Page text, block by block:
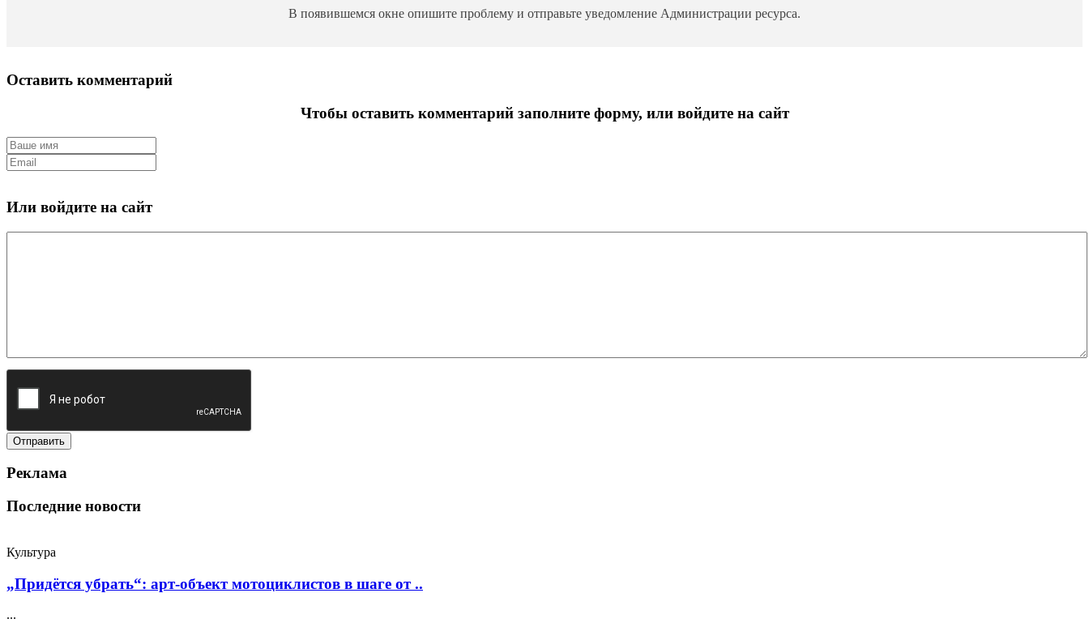
В появившемся окне опишите проблему и отправьте уведомление Администрации ресурса.
Оставить комментарий
Чтобы оставить комментарий заполните форму, или войдите на сайт
Или войдите на сайт
Реклама
Последние новости
Культура
„Придётся убрать“: арт‑объект мотоциклистов в шаге от ..
...